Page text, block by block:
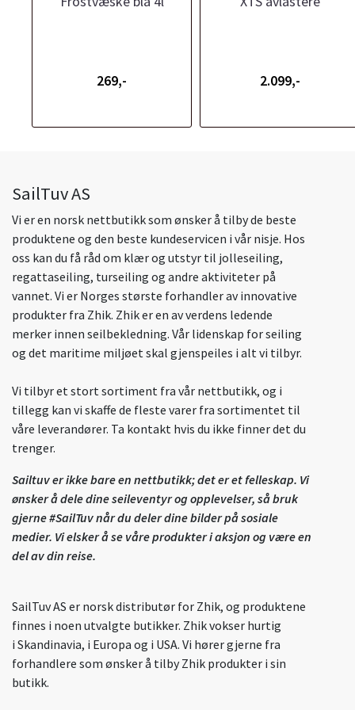
269,- 2.099,-
SailTuv AS
Vi er en norsk nettbutikk som ønsker å tilby de beste
produktene og den beste kundeservicen i vår nisje. Hos
oss kan du få råd om klær og utstyr til jolleseiling,
regattaseiling, turseiling og andre aktiviteter på
vannet. Vi er Norges største forhandler av innovative
produkter fra Zhik. Zhik er en av verdens ledende
merker innen seilbekledning. Vår lidenskap for seiling
og det maritime miljøet skal gjenspeiles i alt vi tilbyr.
Vi tilbyr et stort sortiment fra vår nettbutikk, og i
tillegg kan vi skaffe de fleste varer fra sortimentet til
våre leverandører. Ta kontakt hvis du ikke finner det du
trenger.
Sailtuv er ikke bare en nettbutikk; det er et felleskap. Vi
ønsker å dele dine seileventyr og opplevelser, så bruk
gjerne #SailTuv når du deler dine bilder på sosiale
medier. Vi elsker å se våre produkter i aksjon og være en
del av din reise.
SailTuv AS er norsk distributør for Zhik, og produktene
finnes i noen utvalgte butikker. Zhik vokser hurtig
i Skandinavia, i Europa og i USA. Vi hører gjerne fra
forhandlere som ønsker å tilby Zhik produkter i sin
butikk.